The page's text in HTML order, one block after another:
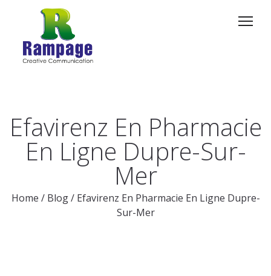
Efavirenz En Pharmacie
En Ligne Dupre-Sur-
Mer
Home / Blog /Efavirenz En Pharmacie En Ligne Dupre-
Sur-Mer